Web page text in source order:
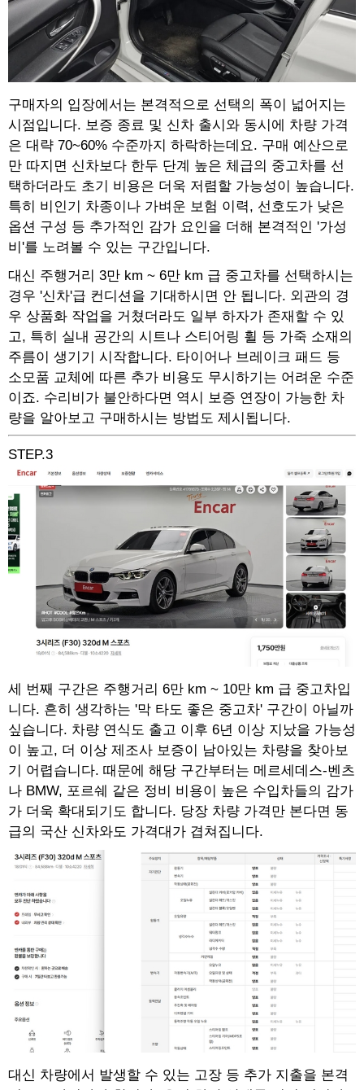
구매자의 입장에서는 본격적으로 선택의 폭이 넓어지는
시점입니다. 보증 종료 및 신차 출시와 동시에 차량 가격
은 대략 70~60% 수준까지 하락하는데요. 구매 예산으로
만 따지면 신차보다 한두 단계 높은 체급의 중고차를 선
택하더라도 초기 비용은 더욱 저렴할 가능성이 높습니다.
특히 비인기 차종이나 가벼운 보험 이력, 선호도가 낮은
옵션 구성 등 추가적인 감가 요인을 더해 본격적인 '가성
비'를 노려볼 수 있는 구간입니다.
대신 주행거리 3만 km ~ 6만 km 급 중고차를 선택하시는
경우 '신차'급 컨디션을 기대하시면 안 됩니다. 외관의 경
우 상품화 작업을 거쳤더라도 일부 하자가 존재할 수 있
고, 특히 실내 공간의 시트나 스티어링 휠 등 가죽 소재의
주름이 생기기 시작합니다. 타이어나 브레이크 패드 등
소모품 교체에 따른 추가 비용도 무시하기는 어려운 수준
이죠. 수리비가 불안하다면 역시 보증 연장이 가능한 차
량을 알아보고 구매하시는 방법도 제시됩니다.
STEP.3
세 번째 구간은 주행거리 6만 km ~ 10만 km 급 중고차입
니다. 흔히 생각하는 '막 타도 좋은 중고차' 구간이 아닐까
싶습니다. 차량 연식도 출고 이후 6년 이상 지났을 가능성
이 높고, 더 이상 제조사 보증이 남아있는 차량을 찾아보
기 어렵습니다. 때문에 해당 구간부터는 메르세데스-벤츠
나 BMW, 포르쉐 같은 정비 비용이 높은 수입차들의 감가
가 더욱 확대되기도 합니다. 당장 차량 가격만 본다면 동
급의 국산 신차와도 가격대가 겹쳐집니다.
대신 차량에서 발생할 수 있는 고장 등 추가 지출을 본격